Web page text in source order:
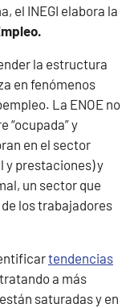
el INEGI elabora la
la estructura
en fenómenos
La ENOE no
“ocupada” y
en el sector
y prestaciones) y
un sector que
los trabajadores
tendencias
a más
saturadas y en